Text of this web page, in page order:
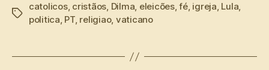
Tags
catolicos, cristãos, Dilma, eleicões,fé, igreja, Lula,
politica, PT, religiao, vaticano